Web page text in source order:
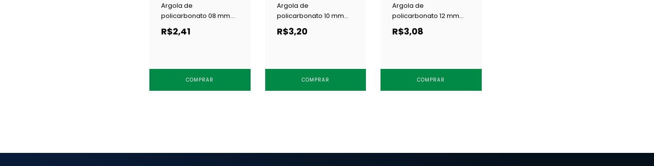
Argola de
policarbonato 08 mm
Terlizzi 1085 transp c/
100 un
R$2,41
COMPRAR
Argola de
policarbonato 10 mm
Terlizzi 1011 transp c/ 100
un
R$3,20
COMPRAR
Argola de
policarbonato 12 mm
Terlizzi 1120 transp c/ 100
un
R$3,08
COMPRAR